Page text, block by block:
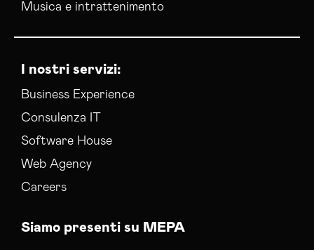
Musica e intrattenimento
I nostri servizi:
Business Experience
Consulenza IT
Software House
Web Agency
Careers
Siamo presenti su MEPA